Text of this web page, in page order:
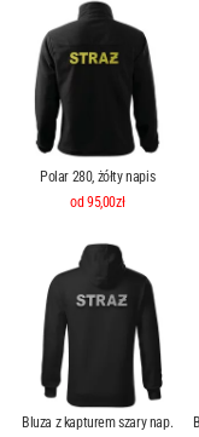
Polar 280, żółty napis
od 95,00zł
Bluza z kapturem szary nap.